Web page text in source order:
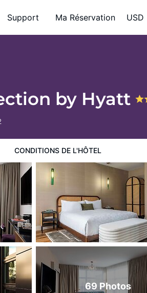
Support Ma Réservation USD
by Hyatt
CONDITIONS DE L'HÔTEL
69 Photos